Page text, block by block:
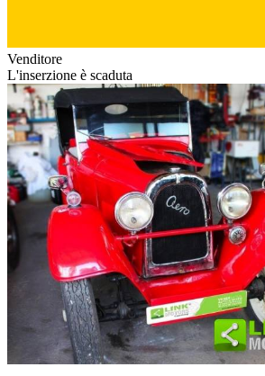
Venditore
L'inserzione è scaduta